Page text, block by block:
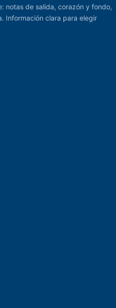
notas de salida, corazón y fondo,
Información clara para elegir